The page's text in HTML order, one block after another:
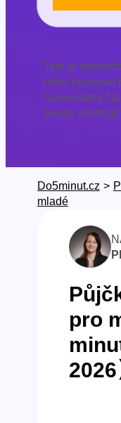
Toto je
nebo porovnat
Samostatný
pouze
Do5minut.cz >
mladé
pro
2026